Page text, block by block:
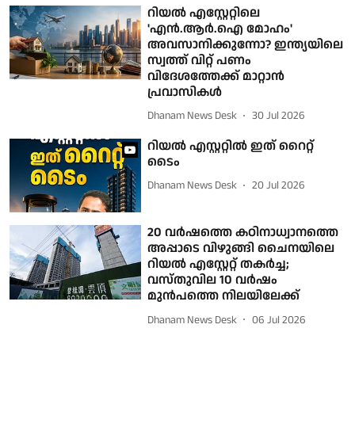
റിയല്‍ എസ്റ്റേറ്റിലെ
'എന്‍.ആര്‍.ഐ മോഹം'
അവസാനിക്കുന്നോ? ഇന്ത്യയിലെ
സ്വത്ത് വിറ്റ് പണം
വിദേശത്തേക്ക് മാറ്റാന്‍
പ്രവാസികള്‍
Dhanam News Desk 30 Jul 2026
റിയല്‍ എസ്റ്ററ്റില്‍ ഇത് റൈറ്റ്
ടൈം
Dhanam News Desk 20 Jul 2026
20 വര്‍ഷത്തെ കഠിനാധ്വാനത്തെ
അപ്പാടെ വിഴുങ്ങി ചൈനയിലെ
റിയല്‍ എസ്റ്റേറ്റ് തകര്‍ച്ച;
വസ്തുവില 10 വര്‍ഷം
മുന്‍പത്തെ നിലയിലേക്ക്
Dhanam News Desk 06 Jul 2026